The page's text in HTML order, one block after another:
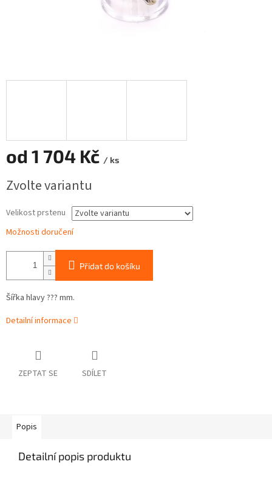
od 1 704 Kč / ks
cena:
Zvolte variantu
Velikost prstenu
Možnosti doručení
Přidat do košíku
Šířka hlavy ??? mm.
Detailní informace
ZEPTAT SE SDÍLET
Popis
Detailní popis produktu